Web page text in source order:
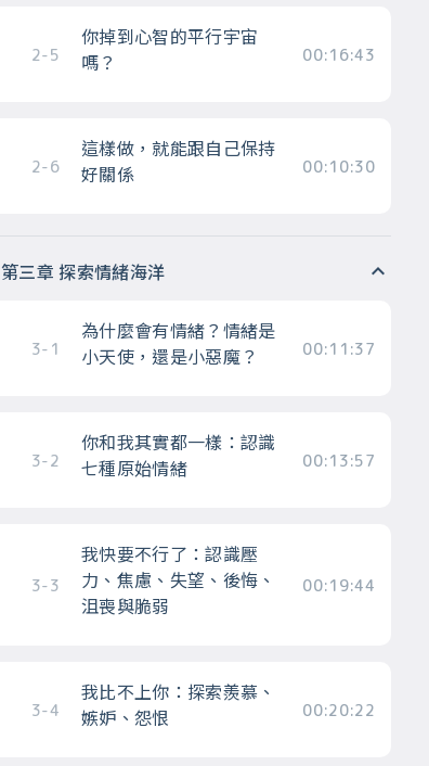
2-5
你掉到心智的平行宇宙
嗎？
00:16:43
2-6
這樣做，就能跟自己保持
好關係
00:10:30
第三章 探索情緒海洋
3-1
為什麼會有情緒？情緒是
小天使，還是小惡魔？
00:11:37
3-2
你和我其實都一樣：認識
七種原始情緒
00:13:57
3-3
我快要不行了：認識壓
力、焦慮、失望、後悔、
沮喪與脆弱
00:19:44
3-4
我比不上你：探索羨慕、
嫉妒、怨恨
00:20:22